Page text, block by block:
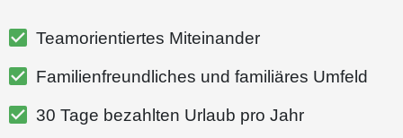
Teamorientiertes Miteinander
Familienfreundliches und familiäres Umfeld
30 Tage bezahlten Urlaub pro Jahr